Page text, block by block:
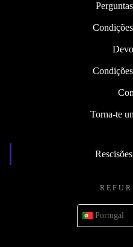
Torna-te
Portugal